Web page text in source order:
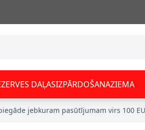
DAĻASIZPĀRDOŠANAZIEMA
jebkuram pasūtījumam virs 100